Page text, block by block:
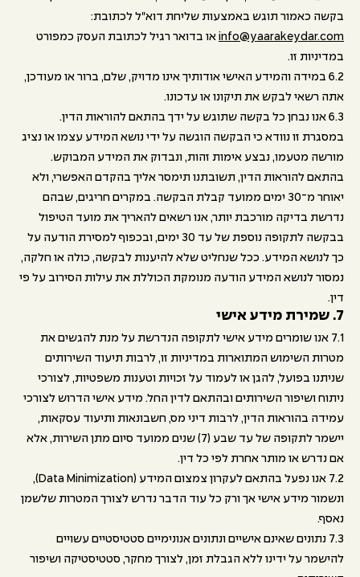
בקשה כאמור תוגש באמצעות שליחת דוא"ל לכתובת:
info@yaarakeydar.com או בדואר רגיל לכתובת העסק כמפורט
במדיניות זו.
6.2 במידה והמידע האישי אודותיך אינו מדויק, שלם, ברור או מעודכן,
אתה רשאי לבקש את תיקונו או עדכונו.
6.3 אנו נבחן כל בקשה שתוגש על ידך בהתאם להוראות הדין.
במסגרת זו נוודא כי הבקשה הוגשה על ידי נושא המידע עצמו או נציג
מורשה מטעמו, נבצע אימות זהות, ונבדוק את המידע המבוקש.
בהתאם להוראות הדין, תשובתנו תימסר אליך בהקדם האפשרי, ולא
יאוחר מ־30 ימים ממועד קבלת הבקשה. במקרים חריגים, שבהם
נדרשת בדיקה מורכבת יותר, אנו רשאים להאריך את מועד הטיפול
בבקשה לתקופה נוספת של עד 30 ימים, ובכפוף למסירת הודעה על
כך לנושא המידע. ככל שנחליט שלא להיענות לבקשה, כולה או חלקה,
נמסור לנושא המידע הודעה מנומקת הכוללת את עילות הסירוב על פי
דין.
7. שמירת מידע אישי
7.1 אנו שומרים מידע אישי לתקופה הנדרשת על מנת להגשים את
מטרות השימוש המתוארות במדיניות זו, לרבות תיעוד השירותים
שניתנו בפועל, להגן או לעמוד על זכויות וטענות משפטיות, לצורכי
ניתוח ושיפור השירותים ובהתאם לדין החל. מידע אישי הדרוש לצורכי
עמידה בהוראות הדין, לרבות דיני מס, חשבונאות ותיעוד עסקאות,
יישמר לתקופה של עד שבע (7) שנים ממועד סיום מתן השירות, אלא
אם נדרש או מותר אחרת לפי כל דין.
7.2 אנו נפעל בהתאם לעקרון צמצום המידע (Data Minimization),
ונשמור מידע אישי אך ורק כל עוד הדבר נדרש לצורך המטרות שלשמן
נאסף.
7.3 נתונים שאינם אישיים ונתונים אנונימיים סטטיסטיים עשויים
להישמר על ידינו ללא הגבלת זמן, לצורך מחקר, סטטיסטיקה ושיפור